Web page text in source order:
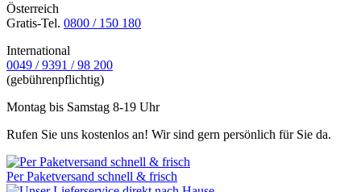
Österreich
Gratis-Tel. 0800 / 150 180
International
0049 / 9391 / 98 200
(gebührenpflichtig)
Montag bis Samstag 8-19 Uhr
Rufen Sie uns kostenlos an! Wir sind gern persönlich für Sie da.
Per Paketversand schnell & frisch